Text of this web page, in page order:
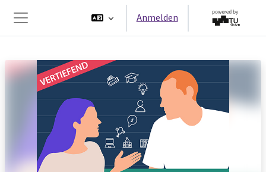
Website-Übersicht
Anmelden